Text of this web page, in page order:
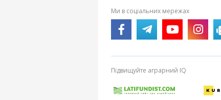
Ми в соціальних мережах
Підвищуйте аграрний IQ